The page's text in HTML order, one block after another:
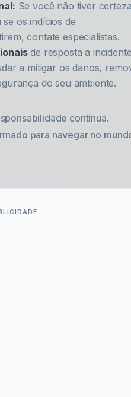
Se você não tiver
os indícios de
contate especialistas.
de resposta a
a mitigar os danos,
do seu ambiente.
contínua.
para navegar no